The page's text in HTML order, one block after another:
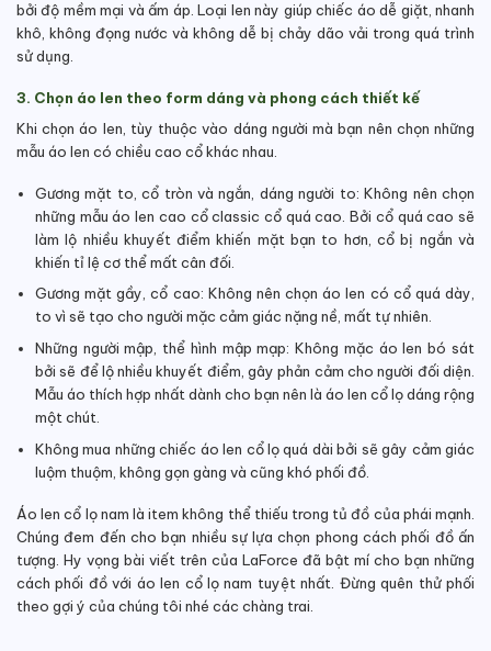
bởi độ mềm mại và ấm áp. Loại len này giúp chiếc áo dễ giặt, nhanh
khô, không đọng nước và không dễ bị chảy dão vải trong quá trình
sử dụng.
3. Chọn áo len theo form dáng và phong cách thiết kế
Khi chọn áo len, tùy thuộc vào dáng người mà bạn nên chọn những
mẫu áo len có chiều cao cổ khác nhau.
Gương mặt to, cổ tròn và ngắn, dáng người to: Không nên chọn
những mẫu áo len cao cổ classic cổ quá cao. Bởi cổ quá cao sẽ
làm lộ nhiều khuyết điểm khiến mặt bạn to hơn, cổ bị ngắn và
khiến tỉ lệ cơ thể mất cân đối.
Gương mặt gầy, cổ cao: Không nên chọn áo len có cổ quá dày,
to vì sẽ tạo cho người mặc cảm giác nặng nề, mất tự nhiên.
Những người mập, thể hình mập mạp: Không mặc áo len bó sát
bởi sẽ để lộ nhiều khuyết điểm, gây phản cảm cho người đối diện.
Mẫu áo thích hợp nhất dành cho bạn nên là áo len cổ lọ dáng rộng
một chút.
Không mua những chiếc áo len cổ lọ quá dài bởi sẽ gây cảm giác
luộm thuộm, không gọn gàng và cũng khó phối đồ.
Áo len cổ lọ nam là item không thể thiếu trong tủ đồ của phái mạnh.
Chúng đem đến cho bạn nhiều sự lựa chọn phong cách phối đồ ấn
tượng. Hy vọng bài viết trên của LaForce đã bật mí cho bạn những
cách phối đồ với áo len cổ lọ nam tuyệt nhất. Đừng quên thử phối
theo gợi ý của chúng tôi nhé các chàng trai.